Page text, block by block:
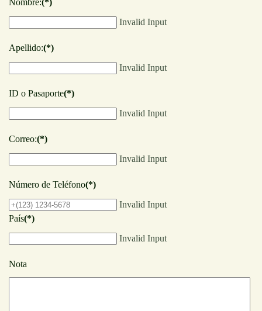
Invalid Input
Apellido:(*)
Invalid Input
ID o Pasaporte(*)
Invalid Input
Correo:(*)
Invalid Input
Número de Teléfono(*)
Invalid Input
País(*)
Invalid Input
Nota